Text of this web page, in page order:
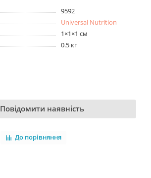
9592
Universal Nutrition
1×1×1 см
0.5 кг
Повідомити наявність
До порівняння